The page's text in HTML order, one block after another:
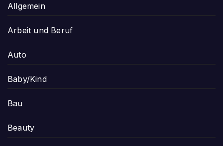
Allgemein
Arbeit und Beruf
Auto
Baby/Kind
Bau
Beauty